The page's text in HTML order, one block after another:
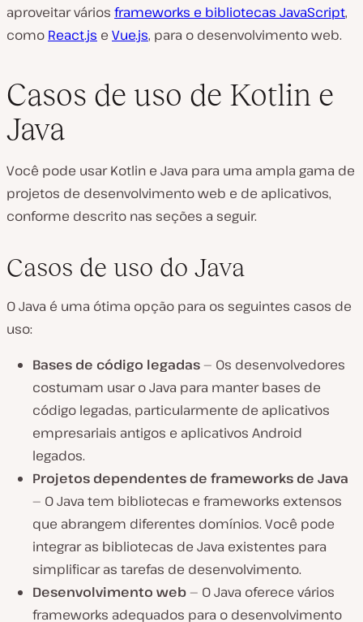
aproveitar vários frameworks e bibliotecas JavaScript,
como React.js e Vue.js, para o desenvolvimento web.
Casos de uso de Kotlin e
Java
Você pode usar Kotlin e Java para uma ampla gama de
projetos de desenvolvimento web e de aplicativos,
conforme descrito nas seções a seguir.
Casos de uso do Java
O Java é uma ótima opção para os seguintes casos de
uso:
Bases de código legadas— Os desenvolvedores
costumam usar o Java para manter bases de
código legadas, particularmente de aplicativos
empresariais antigos e aplicativos Android
legados.
Projetos dependentes de frameworks de Java
— O Java tem bibliotecas e frameworks extensos
que abrangem diferentes domínios. Você pode
integrar as bibliotecas de Java existentes para
simplificar as tarefas de desenvolvimento.
Desenvolvimento web— O Java oferece vários
frameworks adequados para o desenvolvimento